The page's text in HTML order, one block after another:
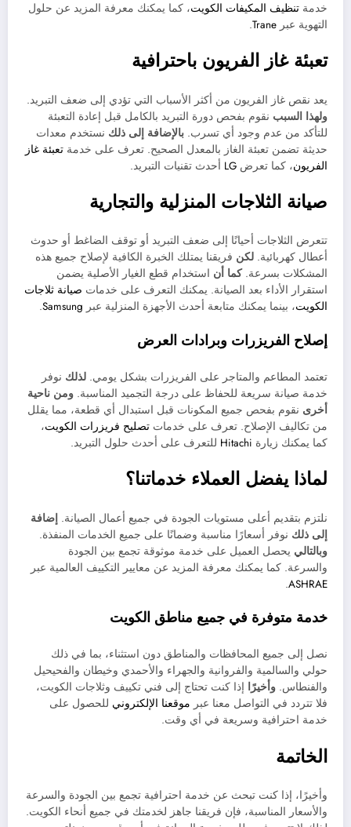
خدمة تنظيف المكيفات الكويت، كما يمكنك معرفة المزيد عن حلول
التهوية عبر Trane
.
تعبئة غاز الفريون باحترافية
يعد نقص غاز الفريون من أكثر الأسباب التي تؤدي إلى ضعف التبريد.
ولهذا السبب نقوم بفحص دورة التبريد بالكامل قبل إعادة التعبئة
للتأكد من عدم وجود أي تسرب. بالإضافة إلى ذلك نستخدم معدات
حديثة تضمن تعبئة الغاز بالمعدل الصحيح. تعرف على خدمة تعبئة غاز
الفريون، كما تعرض LG أحدث تقنيات التبريد.
صيانة الثلاجات المنزلية والتجارية
تتعرض الثلاجات أحيانًا إلى ضعف التبريد أو توقف الضاغط أو حدوث
أعطال كهربائية. لكن فريقنا يمتلك الخبرة الكافية لإصلاح جميع هذه
المشكلات بسرعة.كما أن استخدام قطع الغيار الأصلية يضمن
استقرار الأداء بعد الصيانة. يمكنك التعرف على خدمات صيانة ثلاجات
الكويت، بينما يمكنك متابعة أحدث الأجهزة المنزلية عبر Samsung
.
إصلاح الفريزرات وبرادات العرض
تعتمد المطاعم والمتاجر على الفريزرات بشكل يومي. لذلك نوفر
خدمة صيانة سريعة للحفاظ على درجة التجميد المناسبة. ومن ناحية
أخرى نقوم بفحص جميع المكونات قبل استبدال أي قطعة، مما يقلل
من تكاليف الإصلاح. تعرف على خدمات تصليح فريزرات الكويت،
كما يمكنك زيارة Hitachi للتعرف على أحدث حلول التبريد.
لماذا يفضل العملاء خدماتنا؟
نلتزم بتقديم أعلى مستويات الجودة في جميع أعمال الصيانة. إضافة
إلى ذلك نوفر أسعارًا مناسبة وضمانًا على جميع الخدمات المنفذة.
وبالتالي يحصل العميل على خدمة موثوقة تجمع بين الجودة
والسرعة. كما يمكنك معرفة المزيد عن معايير التكييف العالمية عبر
ASHRAE
.
خدمة متوفرة في جميع مناطق الكويت
نصل إلى جميع المحافظات والمناطق دون استثناء، بما في ذلك
حولي والسالمية والفروانية والجهراء والأحمدي وخيطان والفحيحيل
والفنطاس. وأخيرًا إذا كنت تحتاج إلى فني تكييف وثلاجات الكويت،
فلا تتردد في التواصل معنا عبر موقعنا الإلكتروني للحصول على
خدمة احترافية وسريعة في أي وقت.
الخاتمة
وأخيرًا، إذا كنت تبحث عن خدمة احترافية تجمع بين الجودة والسرعة
والأسعار المناسبة، فإن فريقنا جاهز لخدمتك في جميع أنحاء الكويت.